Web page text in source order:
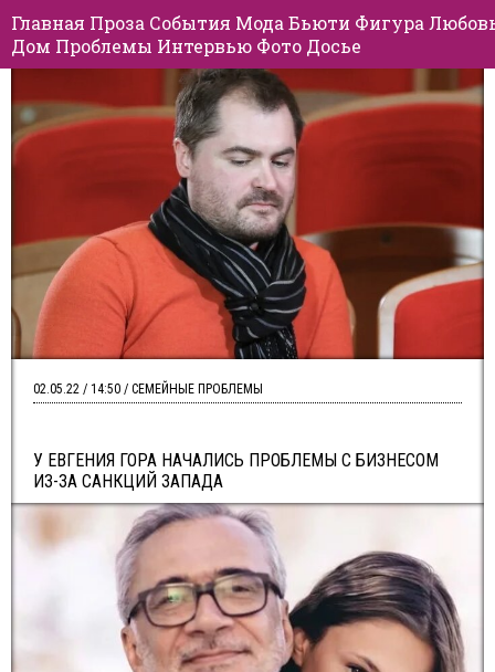
Главная Проза События Мода Бьюти Фигура
Дом Проблемы Интервью Фото Досье
У ЕВГЕНИЯ ГОРА НАЧАЛИСЬ ПРОБЛЕМЫ С БИЗНЕСОМ
ИЗ-ЗА САНКЦИЙ ЗАПАДА
02.05.22 / 14:50 / СЕМЕЙНЫЕ ПРОБЛЕМЫ